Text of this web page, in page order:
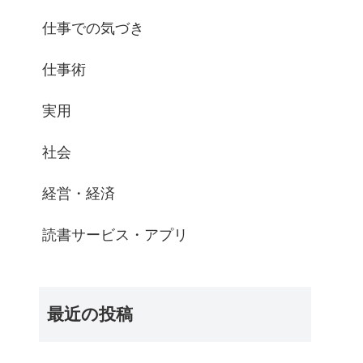
仕事での気づき
仕事術
実用
社会
経営・経済
読書サービス・アプリ
最近の投稿